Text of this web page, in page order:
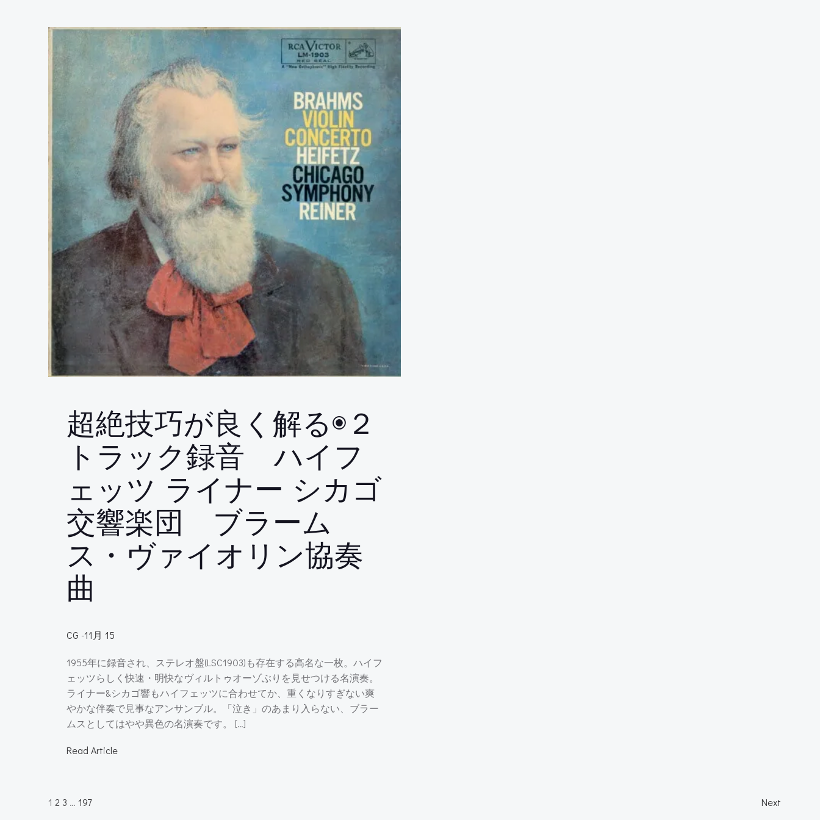
超絶技巧が良く解る◉２
トラック録音 ハイフ
ェッツ ライナー シカゴ
交響楽団 ブラーム
ス・ヴァイオリン協奏
曲
CG -11月 15
1955年に録音され、ステレオ盤(LSC1903)も存在する高名な一枚。ハイフ
ェッツらしく快速・明快なヴィルトゥオーゾぶりを見せつける名演奏。
ライナー&シカゴ響もハイフェッツに合わせてか、重くなりすぎない爽
やかな伴奏で見事なアンサンブル。「泣き」のあまり入らない、ブラー
ムスとしてはやや異色の名演奏です。 […]
Read Article
Posts
Page
1 Page
2 Page
3 … Page
197 Next